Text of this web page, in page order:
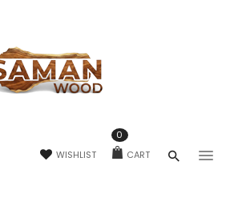
WISHLIST CART
0